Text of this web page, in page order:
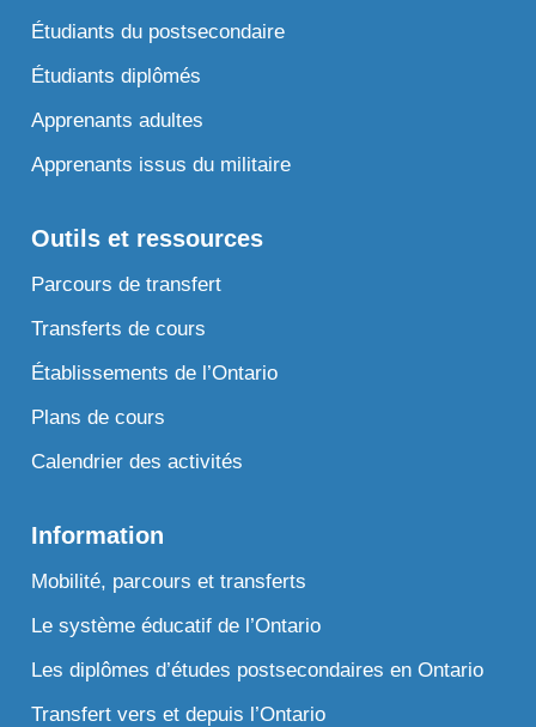
Étudiants du postsecondaire
Étudiants diplômés
Apprenants adultes
Apprenants issus du militaire
Outils et ressources
Parcours de transfert
Transferts de cours
Établissements de l’Ontario
Plans de cours
Calendrier des activités
Information
Mobilité, parcours et transferts
Le système éducatif de l’Ontario
Les diplômes d’études postsecondaires en Ontario
Transfert vers et depuis l’Ontario